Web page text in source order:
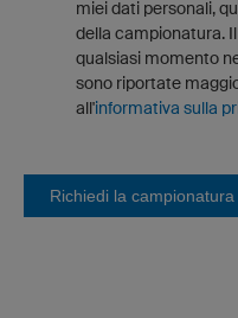
miei dati personali,
della campionatura.
qualsiasi momento
sono riportate
all'informativa sulla
Richiedi la campionatura